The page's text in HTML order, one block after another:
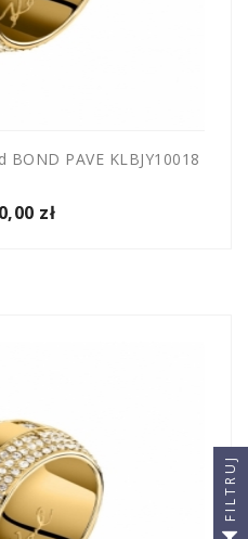
PAVE KLBJY10018
zł
FILTRUJ